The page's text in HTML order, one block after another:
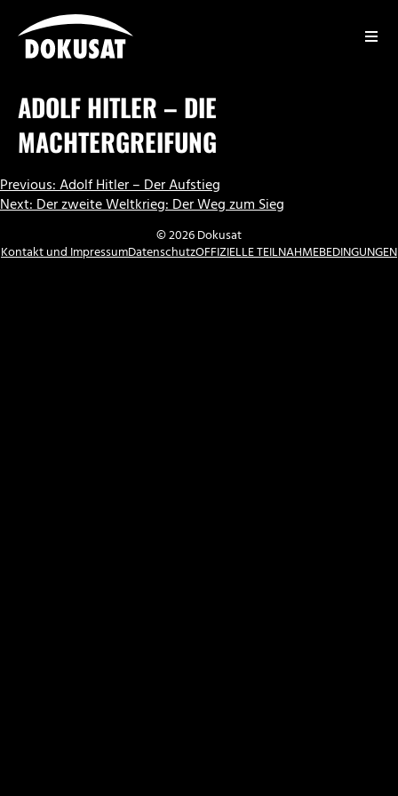
Inhalt
springen
ADOLF HITLER – DIE
MACHTERGREIFUNG
BEITRAGSNAVIGATION
Previous:Adolf Hitler – Der Aufstieg
Next:Der zweite Weltkrieg: Der Weg zum Sieg
© 2026 Dokusat
Kontakt und ImpressumDatenschutzOFFIZIELLE TEILNAHMEBEDINGUNGEN